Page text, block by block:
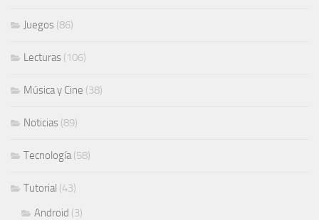
Juegos (86)
Lecturas (106)
Música y Cine (38)
Noticias (89)
Tecnología(58)
Tutorial (43)
Android (3)